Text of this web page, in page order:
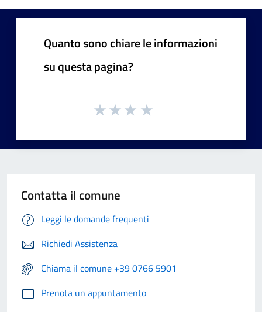
Quanto sono chiare le informazioni
su questa pagina?
Contatta il comune
Leggi le domande frequenti
Richiedi Assistenza
Chiama il comune +39 0766 5901
Prenota un appuntamento